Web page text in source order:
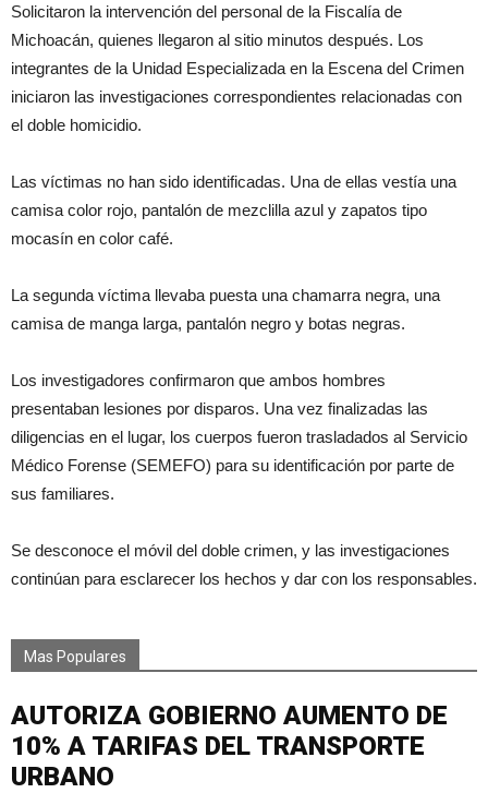
Solicitaron la intervención del personal de la Fiscalía de
Michoacán, quienes llegaron al sitio minutos después. Los
integrantes de la Unidad Especializada en la Escena del Crimen
iniciaron las investigaciones correspondientes relacionadas con
el doble homicidio.
Las víctimas no han sido identificadas. Una de ellas vestía una
camisa color rojo, pantalón de mezclilla azul y zapatos tipo
mocasín en color café.
La segunda víctima llevaba puesta una chamarra negra, una
camisa de manga larga, pantalón negro y botas negras.
Los investigadores confirmaron que ambos hombres
presentaban lesiones por disparos. Una vez finalizadas las
diligencias en el lugar, los cuerpos fueron trasladados al Servicio
Médico Forense (SEMEFO) para su identificación por parte de
sus familiares.
Se desconoce el móvil del doble crimen, y las investigaciones
continúan para esclarecer los hechos y dar con los responsables.
Mas Populares
AUTORIZA GOBIERNO AUMENTO DE
10% A TARIFAS DEL TRANSPORTE
URBANO